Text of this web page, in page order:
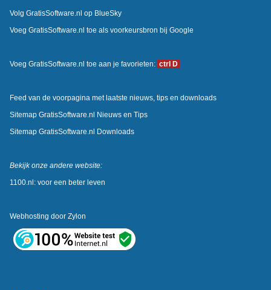
Volg GratisSoftware.nl op BlueSky
Voeg GratisSoftware.nl toe als voorkeursbron bij Google
Voeg GratisSoftware.nl toe aan je favorieten: ctrl D
Feed van de voorpagina met laatste nieuws, tips en downloads
Sitemap GratisSoftware.nl Nieuws en Tips
Sitemap GratisSoftware.nl Downloads
Bekijk onze andere website:
1100.nl: voor een beter leven
Webhosting door Zylon